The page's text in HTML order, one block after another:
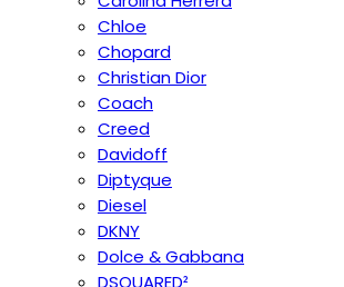
Chloe
Chopard
Christian Dior
Coach
Creed
Davidoff
Diptyque
Diesel
DKNY
Dolce & Gabbana
DSQUARED²